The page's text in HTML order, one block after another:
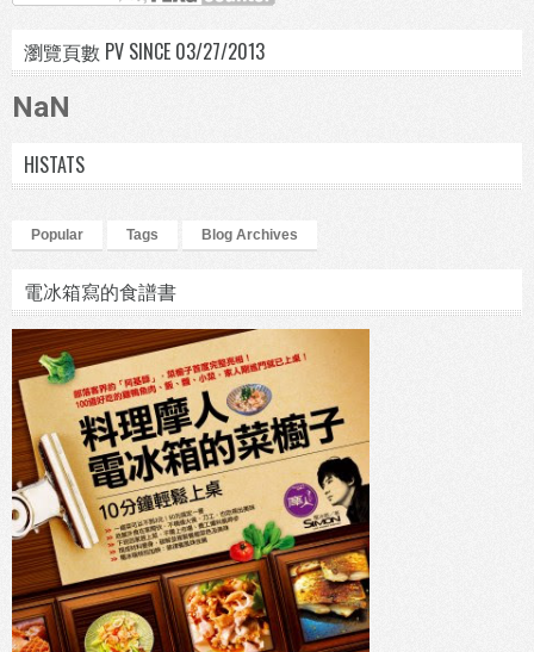
瀏覽頁數 PV SINCE 03/27/2013
NaN
HISTATS
Popular Tags Blog Archives
電冰箱寫的食譜書